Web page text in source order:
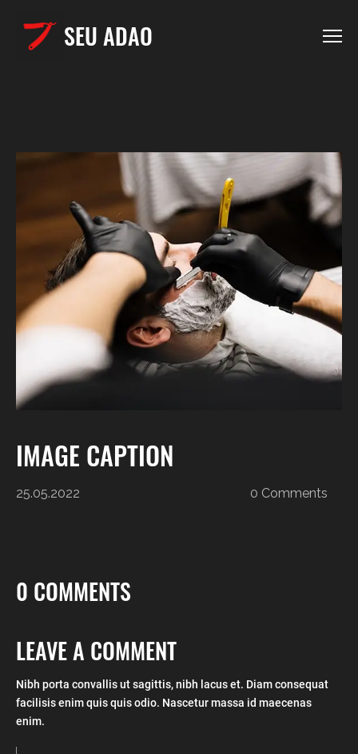
SEU ADAO
BLOG
CONTATO
IMAGE CAPTION
25.05.2022 0 Comments
0 COMMENTS
LEAVE A COMMENT
Nibh porta convallis ut sagittis, nibh lacus et. Diam consequat
facilisis enim quis quis odio. Nascetur massa id maecenas
enim.